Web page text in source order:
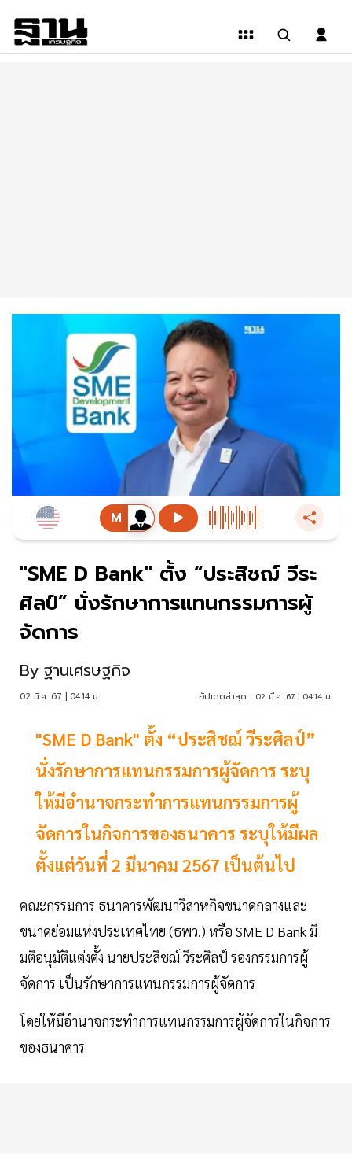
"SME D Bank" ตั้ง “ประสิชฌ์ วีระ
ศิลป์” นั่งรักษาการแทนกรรมการผู้
จัดการ
By ฐานเศรษฐกิจ
02 มี.ค. 67 | 04:14 น. อัปเดตล่าสุด : 02 มี.ค. 67 | 04:14 น.
"SME D Bank" ตั้ง “ประสิชฌ์ วีระศิลป์”
นั่งรักษาการแทนกรรมการผู้จัดการ ระบุ
ให้มีอำนาจกระทำการแทนกรรมการผู้
จัดการในกิจการของธนาคาร ระบุให้มีผล
ตั้งแต่วันที่ 2 มีนาคม 2567 เป็นต้นไป
คณะกรรมการ ธนาคารพัฒนาวิสาหกิจขนาดกลางและ
ขนาดย่อมแห่งประเทศไทย (ธพว.) หรือ SME D Bank มี
มติอนุมัติแต่งตั้ง นายประสิชฌ์ วีระศิลป์ รองกรรมการผู้
จัดการ เป็นรักษาการแทนกรรมการผู้จัดการ
โดยให้มีอำนาจกระทำการแทนกรรมการผู้จัดการในกิจการ
ของธนาคาร